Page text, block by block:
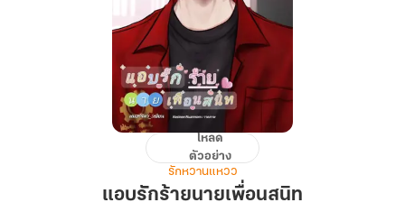
ร้าย
โหลด
ตัวอย่าง
รักหวานแหวว
แอบรักร้ายนายเพื่อนสนิท